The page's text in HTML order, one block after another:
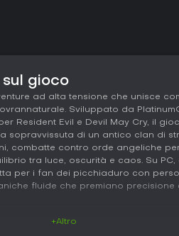
gioco
ad alta tensione che unisce
Sviluppato da
Resident Evil e Devil May Cry, il
sopravvissuta di un antico clan di
combatte contro orde angeliche
tra luce, oscurità e caos. Su
per i fan dei picchiaduro con
fluide che premiano precisione
+Altro